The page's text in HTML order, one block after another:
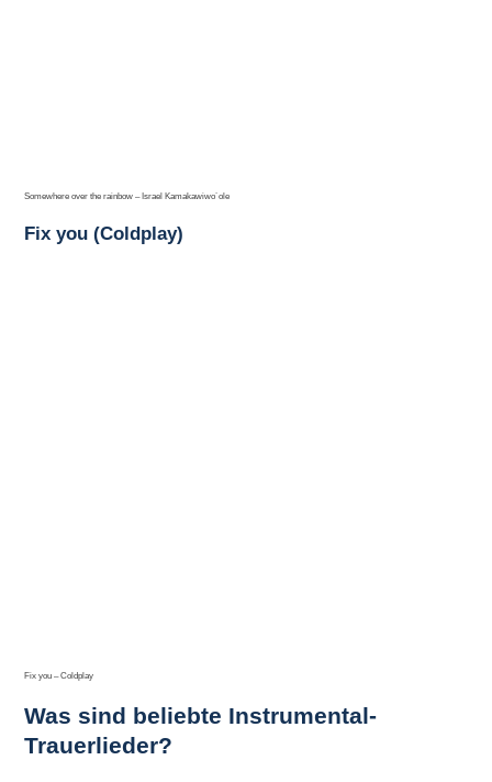
Somewhere over the rainbow – Israel Kamakawiwo´ole
Fix you (Coldplay)
Fix you – Coldplay
Was sind beliebte Instrumental-
Trauerlieder?